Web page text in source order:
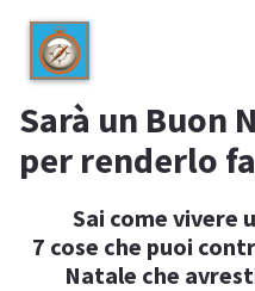
Sarà un Buon
per renderlo
Sai come vivere
7 cose che puoi
Natale che